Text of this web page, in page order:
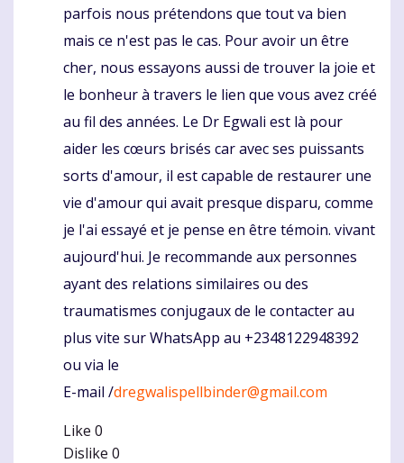
parfois nous prétendons que tout va bien
mais ce n'est pas le cas. Pour avoir un être
cher, nous essayons aussi de trouver la joie et
le bonheur à travers le lien que vous avez créé
au fil des années. Le Dr Egwali est là pour
aider les cœurs brisés car avec ses puissants
sorts d'amour, il est capable de restaurer une
vie d'amour qui avait presque disparu, comme
je l'ai essayé et je pense en être témoin. vivant
aujourd'hui. Je recommande aux personnes
ayant des relations similaires ou des
traumatismes conjugaux de le contacter au
plus vite sur WhatsApp au +2348122948392
ou via le
E-mail /dregwalispellbinder@gmail.com
Like 0
Dislike 0